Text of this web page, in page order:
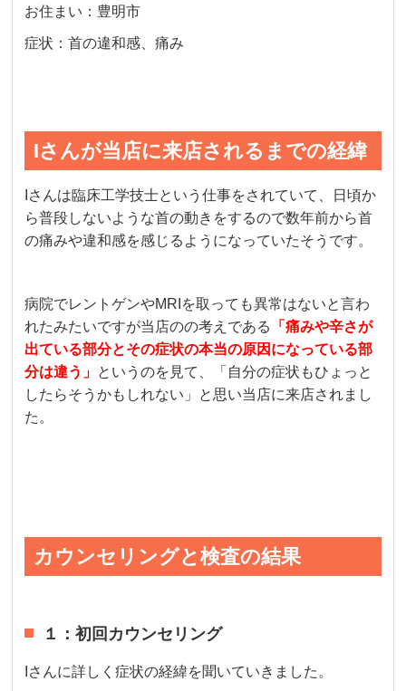
お住まい：豊明市
症状：首の違和感、痛み
Iさんが当店に来店されるまでの経緯
Iさんは臨床工学技士という仕事をされていて、日頃か
ら普段しないような首の動きをするので数年前から首
の痛みや違和感を感じるようになっていたそうです。
病院でレントゲンやMRIを取っても異常はないと言わ
れたみたいですが当店のの考えである
「痛みや辛さが
出ている部分とその症状の本当の原因になっている部
分は違う」 というのを見て、「自分の症状もひょっと
したらそうかもしれない」と思い当店に来店されまし
た。
カウンセリングと検査の結果
１：初回カウンセリング
Iさんに詳しく症状の経緯を聞いていきました。